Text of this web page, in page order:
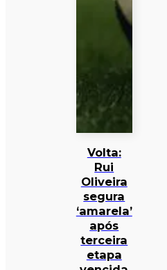
Volta:
Rui
Oliveira
segura
‘amarela’
após
terceira
etapa